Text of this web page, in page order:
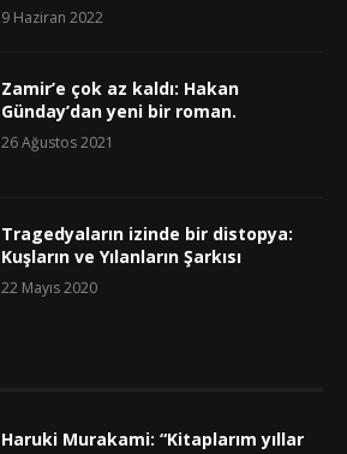
9 Haziran 2022
Zamir’e çok az kaldı: Hakan
Günday’dan yeni bir roman.
26 Ağustos 2021
Tragedyaların izinde bir distopya:
Kuşların ve Yılanların Şarkısı
22 Mayıs 2020
Haruki Murakami: “Kitaplarım yıllar